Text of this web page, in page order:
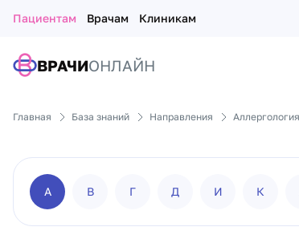
Пациентам Врачам Клиникам
ВРАЧИОНЛАЙН
Главная База знаний Направления Аллергология
А В Г Д И К